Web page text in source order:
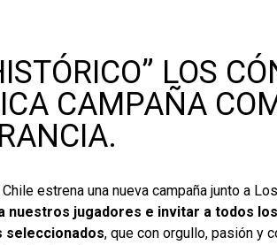
LOS
CAMPAÑA
estrena una nueva campaña junto a
nuestros jugadores e invitar a todos
seleccionados, que con orgullo, pasión y